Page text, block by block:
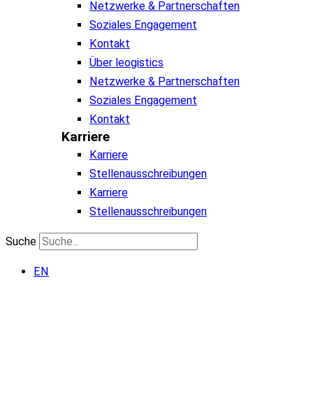
Netzwerke & Partnerschaften
Soziales Engagement
Kontakt
Über leogistics
Netzwerke & Partnerschaften
Soziales Engagement
Kontakt
Karriere
Karriere
Stellenausschreibungen
Karriere
Stellenausschreibungen
Suche
EN